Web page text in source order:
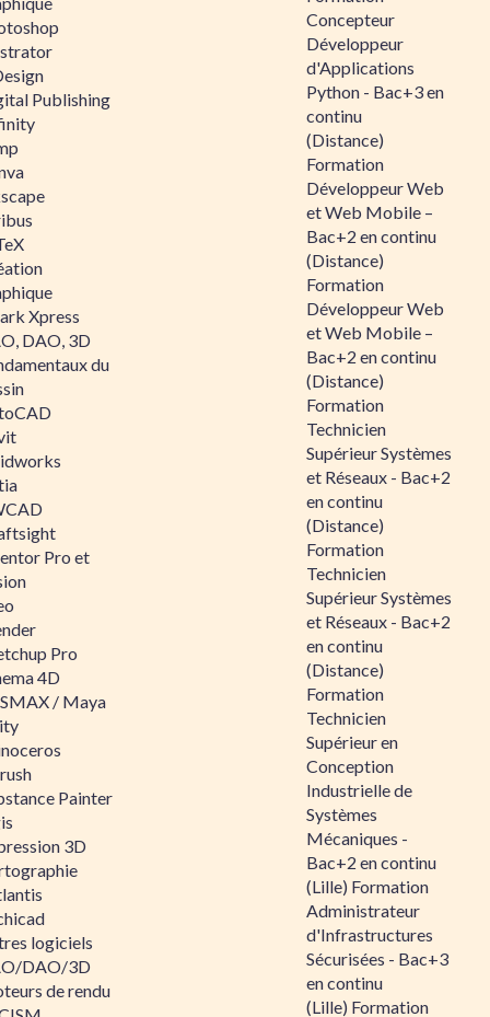
Publishing
Xpress
DAO, 3D
du
Pro et
Pro
4D
/ Maya
Painter
3D
logiciels
DAO/3D
de rendu
Concepteur
Développeur
d'Applications
Python - Bac+3 en
continu
(Distance)
Formation
Développeur Web
et Web Mobile –
Bac+2 en continu
(Distance)
Formation
Développeur Web
et Web Mobile –
Bac+2 en continu
(Distance)
Formation
Technicien
Supérieur Systèmes
et Réseaux - Bac+2
en continu
(Distance)
Formation
Technicien
Supérieur Systèmes
et Réseaux - Bac+2
en continu
(Distance)
Formation
Technicien
Supérieur en
Conception
Industrielle de
Systèmes
Mécaniques -
Bac+2 en continu
(Lille) Formation
Administrateur
d'Infrastructures
Sécurisées - Bac+3
en continu
(Lille) Formation